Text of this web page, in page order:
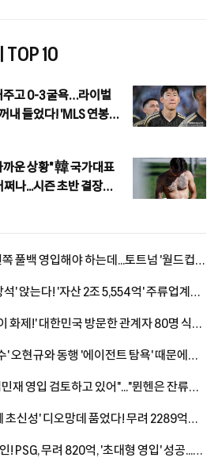
TOP 10
주고 0-3 굴욕…라이벌
내 들었다! 'MLS 연봉
운 상황" 韓 국가대표
나...시즌 초반 결장
려울 것"
풀백 영입해야 하는데...토트넘 '월드컵
' 앉는다! '자산 2조 5,554억' 주류업계
화제!' 대한민국 방문한 관계자 80명 식사
아틀레티코 마드리드 마음 훔치고
오현규와 동행 '에이전트 탐욕' 때문에
재 영입 검토하고 있어"..."뮌헨은 잔류로
초신성' 디오망데 품었다! 무려 2289억
! PSG, 무려 820억, '초대형 영입' 성공...